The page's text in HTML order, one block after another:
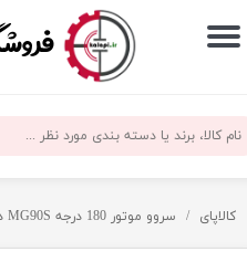
حساب کاربری من
سفارشات
کالاپای سروو موتور 180 درجه MG90S دنده های نیمه فلزی